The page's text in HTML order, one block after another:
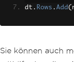
dt . Rows . Add (
Sie können auch